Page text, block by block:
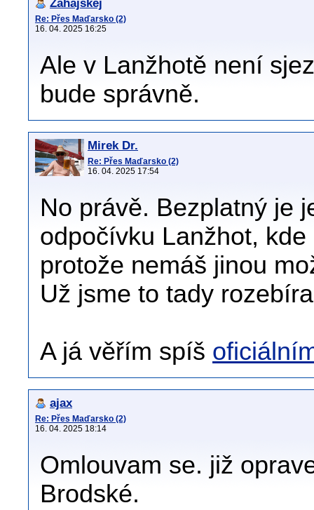
Zahajskej
Re: Přes Maďarsko (2)
16. 04. 2025 16:25
Ale v Lanžhotě není
bude správně.
Mirek Dr.
Re: Přes Maďarsko (2)
16. 04. 2025 17:54
No právě. Bezplatný je
odpočívku Lanžhot,
protože nemáš jinou
Už jsme to tady
A já věřím spíš
ajax
Re: Přes Maďarsko (2)
16. 04. 2025 18:14
Omlouvam se. již
Brodské.